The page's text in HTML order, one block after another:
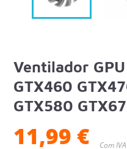
Ventilador
GTX460
GTX580
11,99 € Com IVA